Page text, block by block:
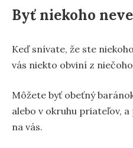
Byť niekoho
Keď snívate, že ste
vás niekto obviní z
Môžete byť obeťný
alebo v okruhu priateľov,
na vás.